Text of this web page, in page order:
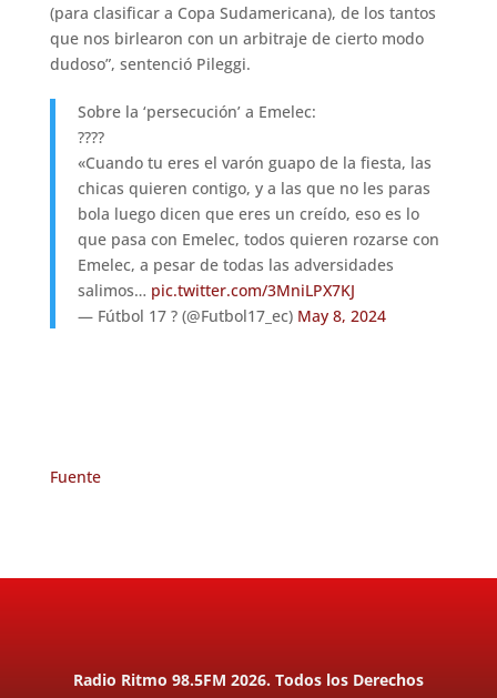
(para clasificar a Copa Sudamericana), de los tantos
que nos birlearon con un arbitraje de cierto modo
dudoso”, sentenció Pileggi.
Sobre la ‘persecución’ a Emelec:
????
«Cuando tu eres el varón guapo de la fiesta, las
chicas quieren contigo, y a las que no les paras
bola luego dicen que eres un creído, eso es lo
que pasa con Emelec, todos quieren rozarse con
Emelec, a pesar de todas las adversidades
salimos… pic.twitter.com/3MniLPX7KJ
— Fútbol 17 ? (@Futbol17_ec) May 8, 2024
Fuente
Radio Ritmo 98.5FM 2026. Todos los Derechos